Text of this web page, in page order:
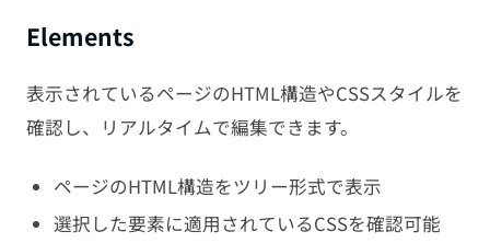
Elements
表示されているページのHTML構造やCSSスタイルを
確認し、リアルタイムで編集できます。
ページのHTML構造をツリー形式で表示
選択した要素に適用されているCSSを確認可能